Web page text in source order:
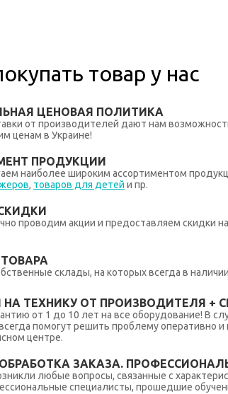
товар у нас
ЦЕНОВАЯ ПОЛИТИКА
от производителей дают нам
ценам в Украине!
ПРОДУКЦИИ
наиболее широким ассортиментом
, товаров для детей и пр.
проводим акции и предоставляем скидки на
склады, на которых всегда в
НА ТЕХНИКУ ОТ ПРОИЗВОДИТЕЛЯ +
от 1 до 10 лет на все оборудование! В
помогут решить проблему оперативно
центре.
ЗАКАЗА.
любые вопросы, связанные с
специалисты, прошедшие